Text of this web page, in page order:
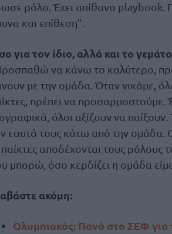
ρόλο. Έχει απίθανο playbook.
και επίθεση”.
για τον ίδιο, αλλά και το
να κάνω το καλύτερο,
με την ομάδα. Όταν νικάμε,
πρέπει να προσαρμοστούμε.
όλοι αξίζουν να
εαυτό τους κάτω από την ομάδα.
παίκτες αποδέχονται τους
μπορώ, όσο κερδίζει η ομάδα
ακόμη:
Ολυμπιακός: Πανό στο ΣΕΦ για